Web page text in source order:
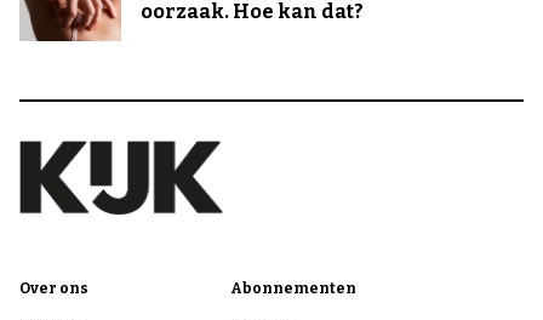
oorzaak. Hoe kan dat?
Over ons Abonnementen